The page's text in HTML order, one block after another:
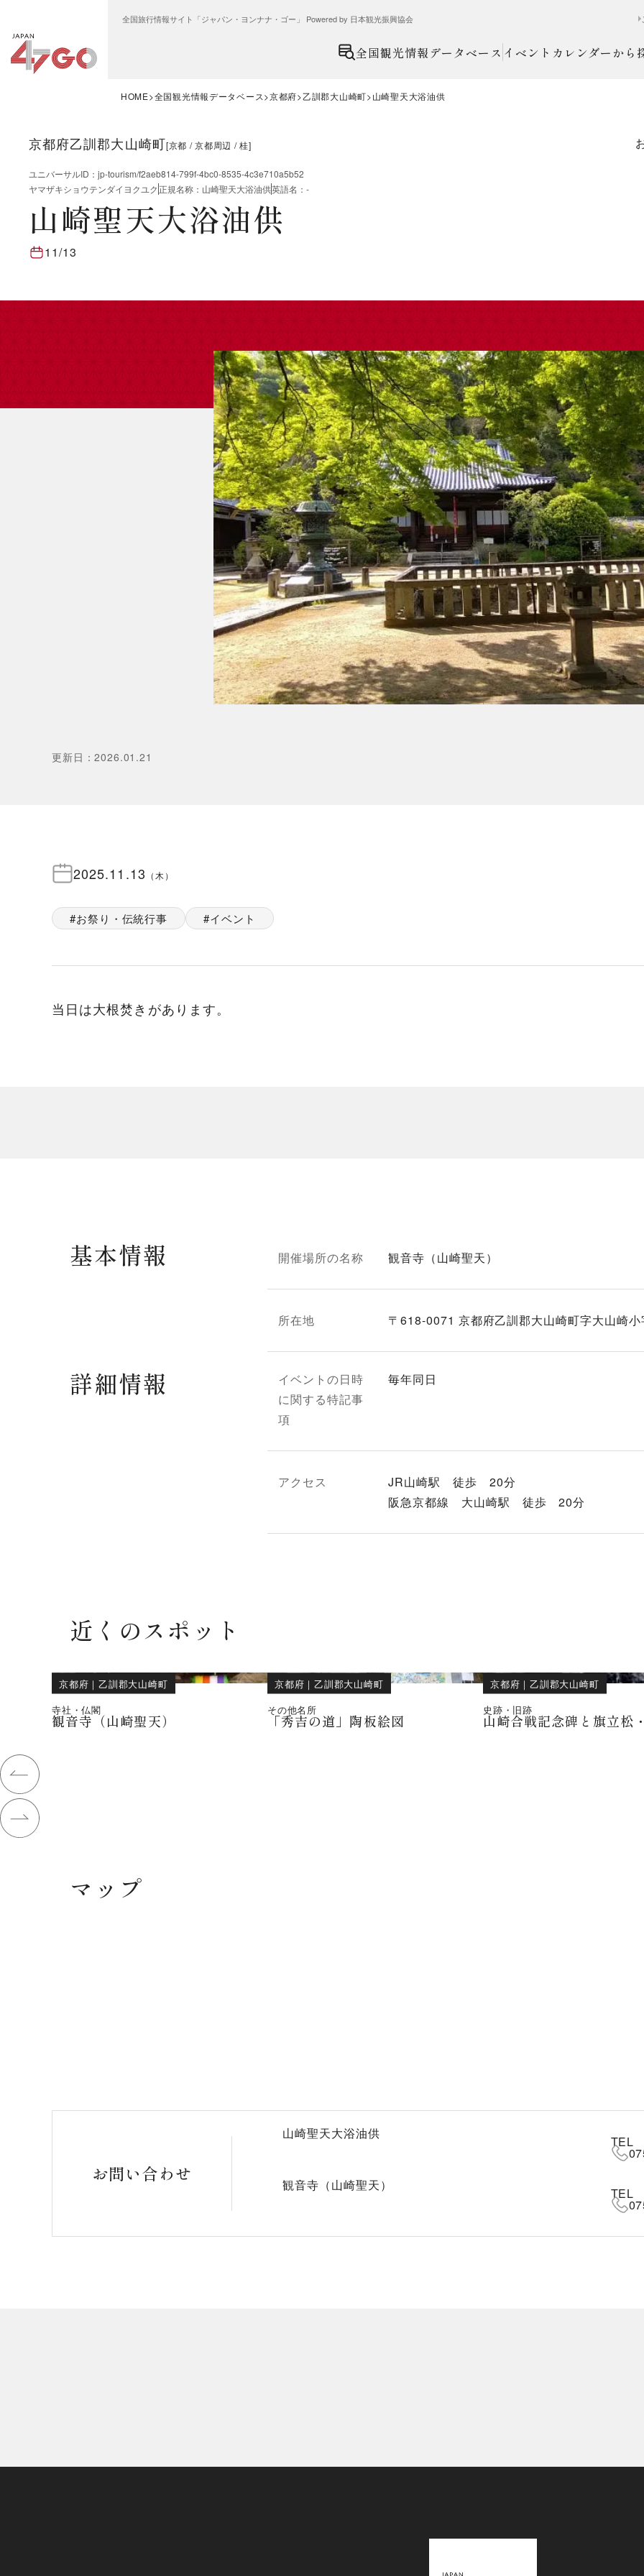
全国旅行情報サイト「ジャパン・ヨンナナ・ゴー」 Powered by 日本観光振興協会
全国観光情報データベース イベントカレンダーから
HOME 全国観光情報データベース 京都府 乙訓郡大山崎町 山崎聖天大浴油供
京都府乙訓郡大山崎町[京都 京都周辺 桂]
ユニバーサルID ： jp-tourism/f2aeb814-799f-4bc0-8535-4c3e710a5b52
ヤマザキショウテンダイヨクユク正規名称 ： 山崎聖天大浴油供英語名 ： -
山崎聖天大浴油供
11/13
更新日 ：2026.01.21
2025.11.13 （ 木 ）
お祭り・伝統行事 イベント
当日は大根焚きがあります。
基本情報 開催場所の名称 観音寺（山崎聖天）
所在地 〒618-0071 京都府乙訓郡大山崎町字大山崎
詳細情報
イベントの日時
に関する特記事
項
毎年同日
アクセス
JR山崎駅 徒歩 20分
阪急京都線 大山崎駅 徒歩 20分
近くのスポット
京都府 ｜乙訓郡大山崎町
寺社・仏閣
観音寺（山崎聖天）
京都府 ｜乙訓郡大山崎町
その他名所
「秀吉の道」陶板絵図
京都府 ｜乙訓郡大山崎町
史跡・旧跡
山崎合戦記念碑と旗立松
マップ
お問い合わせ
山崎聖天大浴油供
TEL
観音寺（山崎聖天）
TEL